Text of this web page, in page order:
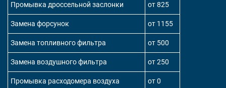
Промывка дроссельной заслонки от 825
Замена форсунок от 1155
Замена топливного фильтра от 500
Замена воздушного фильтра от 250
Промывка расходомера воздуха от 0